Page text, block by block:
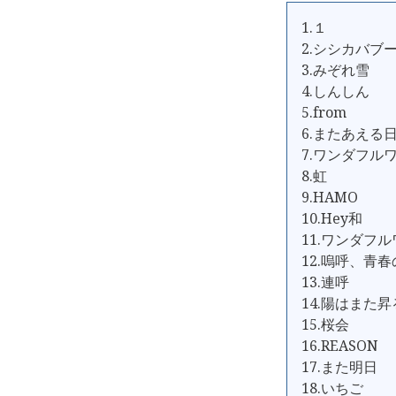
1.１
2.シシカバブー
3.みぞれ雪
4.しんしん
5.from
6.またあえる
7.ワンダフル
8.虹
9.HAMO
10.Hey和
11.ワンダフル
12.嗚呼、青春
13.連呼
14.陽はまた昇
15.桜会
16.REASON
17.また明日
18.いちご